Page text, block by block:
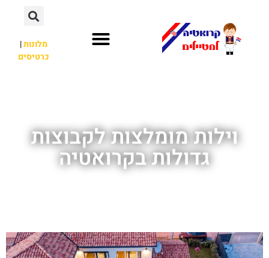
מלונות|
כרטיסים
וילות מומלצות לקבוצות
גדולות בקרואטיה